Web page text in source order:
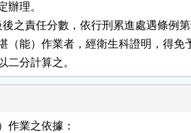
辦理。
後之責任分數，依行刑累進處遇條例
堪（能）作業者，經衛生科證明，得免
二分計算之。
作業之依據：